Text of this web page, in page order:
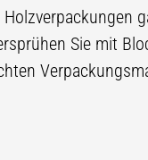
Sie mit